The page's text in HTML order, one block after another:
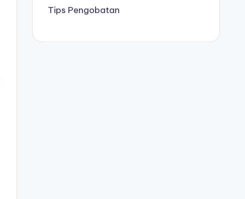
Tips Pengobatan